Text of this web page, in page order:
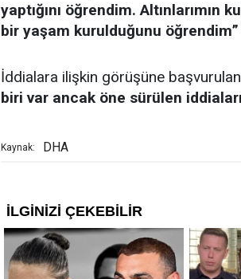
yaptığını öğrendim.
bir yaşam kurulduğunu öğrendim”
İddialara ilişkin görüşüne
biri var ancak öne sürülen
Kaynak: DHA